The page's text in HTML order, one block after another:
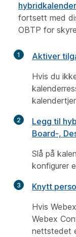
fortsett med
OBTP for
1
Aktiver
Hvis du
2
Legg til
Board-,
Slå på
konfigurer
3
Knytt
Hvis
Webex
nettstedet